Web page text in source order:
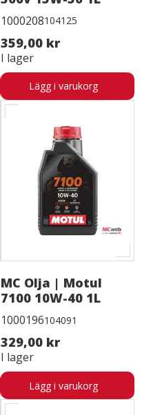
1000208104125
359,00 kr
I lager
Lägg i varukorg
MC Olja | Motul
7100 10W-40 1L
1000196104091
329,00 kr
I lager
Lägg i varukorg